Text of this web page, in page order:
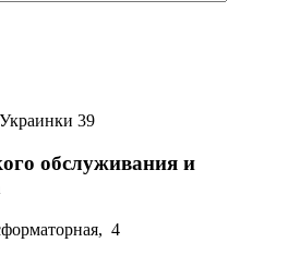
39
обслуживания и
4